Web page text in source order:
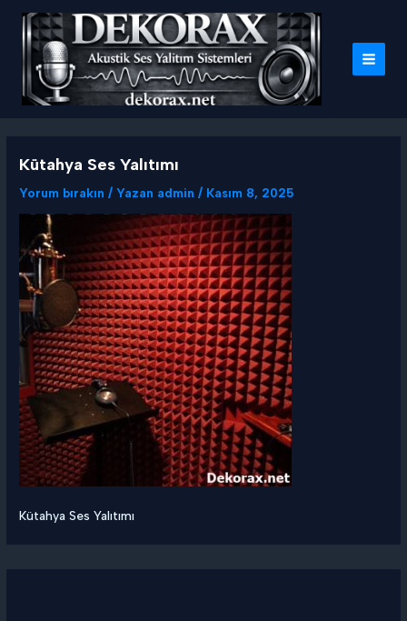
Kütahya Ses Yalıtımı
Yorum bırakın / Yazan admin/ Kasım 8, 2025
Kütahya Ses Yalıtımı